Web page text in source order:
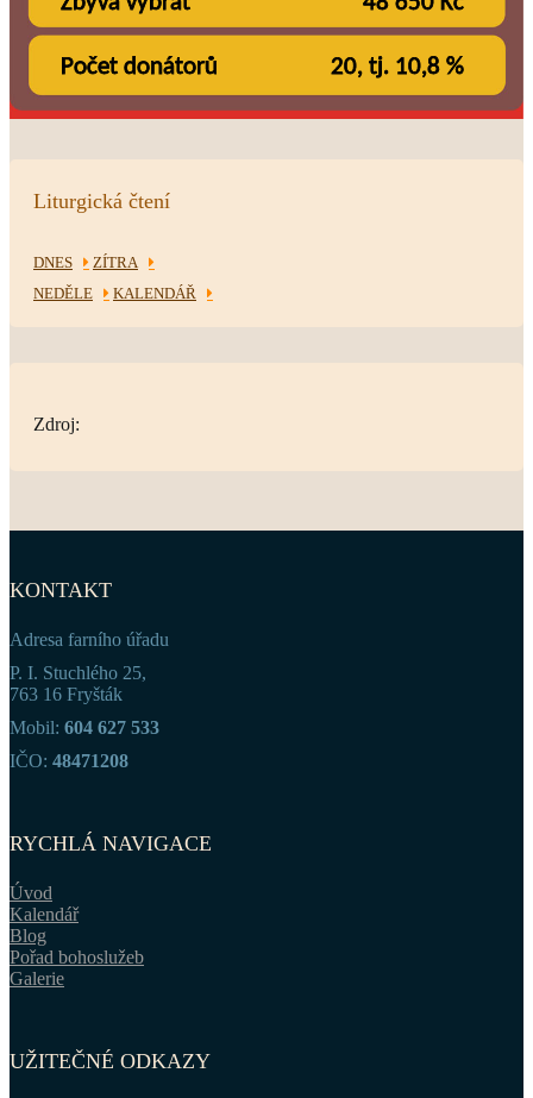
Liturgická čtení
DNES
ZÍTRA
NEDĚLE
KALENDÁŘ
Zdroj:
KONTAKT
Adresa farního úřadu
P. I. Stuchlého 25,
763 16 Fryšták
Mobil: 604 627 533
IČO: 48471208
RYCHLÁ NAVIGACE
Úvod
Kalendář
Blog
Pořad bohoslužeb
Galerie
UŽITEČNÉ ODKAZY